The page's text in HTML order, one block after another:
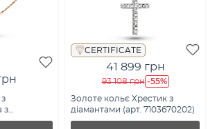
з
361496/8п)
CERTIFICATE
41 899 грн
93 108 грн -55%
Золоте кольє Хрестик з
діамантами (арт. 7103670202)